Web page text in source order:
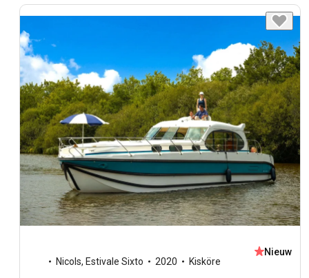
Nicols, Estivale Sixto 2020 Kisköre
Nieuw